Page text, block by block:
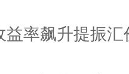
率飙升提振汇